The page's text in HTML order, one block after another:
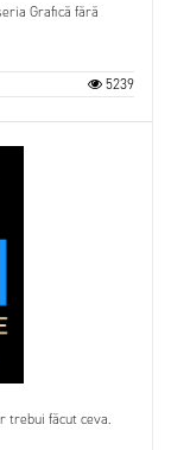
Grafică fără
5239
trebui făcut ceva.